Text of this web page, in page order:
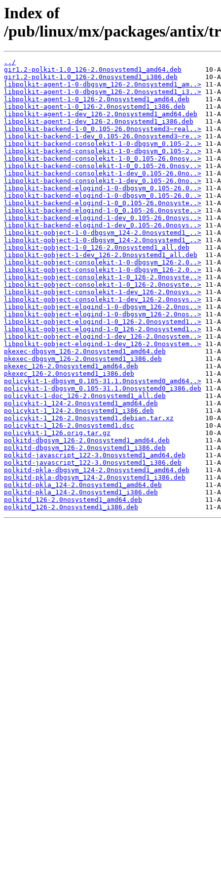
Index of
/pub/linux/mx/packages/antix/
../
gir1.2-polkit-1.0_126-2.0nosystemd1_amd64.deb
gir1.2-polkit-1.0_126-2.0nosystemd1_i386.deb
libpolkit-agent-1-0-dbgsym_126-2.0nosystemd1_am..>
libpolkit-agent-1-0-dbgsym_126-2.0nosystemd1_i3..>
libpolkit-agent-1-0_126-2.0nosystemd1_amd64.deb
libpolkit-agent-1-0_126-2.0nosystemd1_i386.deb
libpolkit-agent-1-dev_126-2.0nosystemd1_amd64.deb
libpolkit-agent-1-dev_126-2.0nosystemd1_i386.deb
libpolkit-backend-1-0_0.105-26.0nosystemd3~real..>
libpolkit-backend-1-dev_0.105-26.0nosystemd3~re..>
libpolkit-backend-consolekit-1-0-dbgsym_0.105-2..>
libpolkit-backend-consolekit-1-0-dbgsym_0.105-2..>
libpolkit-backend-consolekit-1-0_0.105-26.0nosy..>
libpolkit-backend-consolekit-1-0_0.105-26.0nosy..>
libpolkit-backend-consolekit-1-dev_0.105-26.0no..>
libpolkit-backend-consolekit-1-dev_0.105-26.0no..>
libpolkit-backend-elogind-1-0-dbgsym_0.105-26.0..>
libpolkit-backend-elogind-1-0-dbgsym_0.105-26.0..>
libpolkit-backend-elogind-1-0_0.105-26.0nosyste..>
libpolkit-backend-elogind-1-0_0.105-26.0nosyste..>
libpolkit-backend-elogind-1-dev_0.105-26.0nosys..>
libpolkit-backend-elogind-1-dev_0.105-26.0nosys..>
libpolkit-gobject-1-0-dbgsym_124-2.0nosystemd1_..>
libpolkit-gobject-1-0-dbgsym_124-2.0nosystemd1_..>
libpolkit-gobject-1-0_126-2.0nosystemd1_all.deb
libpolkit-gobject-1-dev_126-2.0nosystemd1_all.deb
libpolkit-gobject-consolekit-1-0-dbgsym_126-2.0..>
libpolkit-gobject-consolekit-1-0-dbgsym_126-2.0..>
libpolkit-gobject-consolekit-1-0_126-2.0nosyste..>
libpolkit-gobject-consolekit-1-0_126-2.0nosyste..>
libpolkit-gobject-consolekit-1-dev_126-2.0nosys..>
libpolkit-gobject-consolekit-1-dev_126-2.0nosys..>
libpolkit-gobject-elogind-1-0-dbgsym_126-2.0nos..>
libpolkit-gobject-elogind-1-0-dbgsym_126-2.0nos..>
libpolkit-gobject-elogind-1-0_126-2.0nosystemd1..>
libpolkit-gobject-elogind-1-0_126-2.0nosystemd1..>
libpolkit-gobject-elogind-1-dev_126-2.0nosystem..>
libpolkit-gobject-elogind-1-dev_126-2.0nosystem..>
pkexec-dbgsym_126-2.0nosystemd1_amd64.deb
pkexec-dbgsym_126-2.0nosystemd1_i386.deb
pkexec_126-2.0nosystemd1_amd64.deb
pkexec_126-2.0nosystemd1_i386.deb
policykit-1-dbgsym_0.105-31.1.0nosystemd0_amd64..>
policykit-1-dbgsym_0.105-31.1.0nosystemd0_i386.deb
policykit-1-doc_126-2.0nosystemd1_all.deb
policykit-1_124-2.0nosystemd1_amd64.deb
policykit-1_124-2.0nosystemd1_i386.deb
policykit-1_126-2.0nosystemd1.debian.tar.xz
policykit-1_126-2.0nosystemd1.dsc
policykit-1_126.orig.tar.gz
polkitd-dbgsym_126-2.0nosystemd1_amd64.deb
polkitd-dbgsym_126-2.0nosystemd1_i386.deb
polkitd-javascript_122-3.0nosystemd1_amd64.deb
polkitd-javascript_122-3.0nosystemd1_i386.deb
polkitd-pkla-dbgsym_124-2.0nosystemd1_amd64.deb
polkitd-pkla-dbgsym_124-2.0nosystemd1_i386.deb
polkitd-pkla_124-2.0nosystemd1_amd64.deb
polkitd-pkla_124-2.0nosystemd1_i386.deb
polkitd_126-2.0nosystemd1_amd64.deb
polkitd_126-2.0nosystemd1_i386.deb